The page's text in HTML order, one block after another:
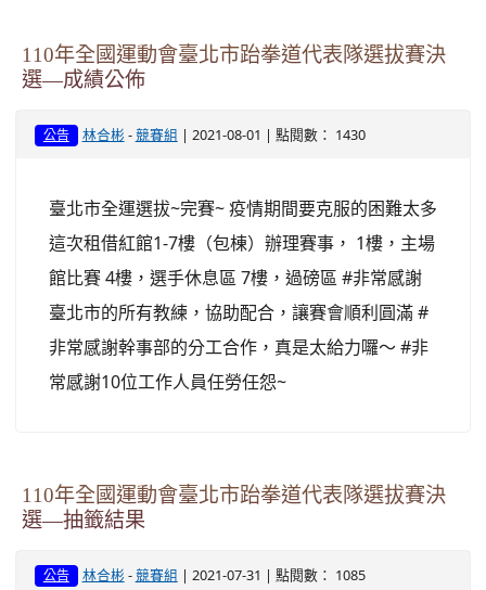
110年全國運動會臺北市跆拳道代表隊選拔賽決
選—成績公佈
公告 林合彬 - 競賽組 | 2021-08-01 | 點閱數： 1430
臺北市全運選拔~完賽~ 疫情期間要克服的困難太多
這次租借紅館1-7樓（包棟）辦理賽事， 1樓，主場
館比賽 4樓，選手休息區 7樓，過磅區 #非常感謝
臺北市的所有教練，協助配合，讓賽會順利圓滿 #
非常感謝幹事部的分工合作，真是太給力囉～ #非
常感謝10位工作人員任勞任怨~
110年全國運動會臺北市跆拳道代表隊選拔賽決
選—抽籤結果
公告 林合彬 - 競賽組 | 2021-07-31 | 點閱數： 1085